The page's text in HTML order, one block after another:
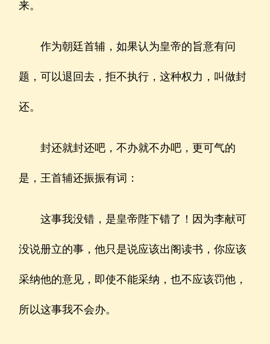
来。
作为朝廷首辅，如果认为皇帝的旨意有问
题，可以退回去，拒不执行，这种权力，叫做封
还。
封还就封还吧，不办就不办吧，更可气的
是，王首辅还振振有词：
这事我没错，是皇帝陛下错了！因为李献可
没说册立的事，他只是说应该出阁读书，你应该
采纳他的意见，即使不能采纳，也不应该罚他，
所以这事我不会办。